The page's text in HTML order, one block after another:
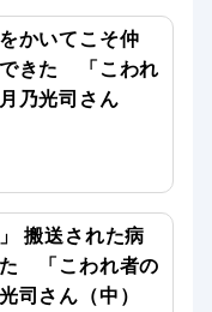
かいてこそ仲
きた 「こわれ
乃光司さん
搬送された病
「こわれ者の
司さん（中）